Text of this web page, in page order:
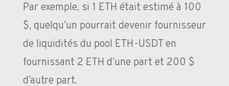
Par exemple, si 1 ETH était estimé à 100
$, quelqu’un pourrait devenir fournisseur
de liquidités du pool ETH-USDT en
fournissant 2 ETH d’une part et 200 $
d’autre part.